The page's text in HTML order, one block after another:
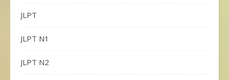
JLPT
JLPT N1
JLPT N2